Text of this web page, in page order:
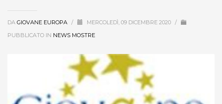
DA GIOVANE EUROPA / MERCOLEDÌ, 09 DICEMBRE 2020 /
PUBBLICATO IN NEWS MOSTRE